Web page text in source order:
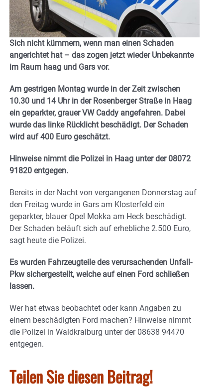
Sich nicht kümmern, wenn man einen Schaden
angerichtet hat – das zogen jetzt wieder Unbekannte
im Raum haag und Gars vor.
Am gestrigen Montag wurde in der Zeit zwischen
10.30 und 14 Uhr in der Rosenberger Straße in Haag
ein geparkter, grauer VW Caddy angefahren. Dabei
wurde das linke Rücklicht beschädigt. Der Schaden
wird auf 400 Euro geschätzt.
Hinweise nimmt die Polizei in Haag unter der 08072
91820 entgegen.
Bereits in der Nacht von vergangenen Donnerstag auf
den Freitag wurde in Gars am Klosterfeld ein
geparkter, blauer Opel Mokka am Heck beschädigt.
Der Schaden beläuft sich auf erhebliche 2.500 Euro,
sagt heute die Polizei.
Es wurden Fahrzeugteile des verursachenden Unfall-
Pkw sichergestellt, welche auf einen Ford schließen
lassen.
Wer hat etwas beobachtet oder kann Angaben zu
einem beschädigten Ford machen? Hinweise nimmt
die Polizei in Waldkraiburg unter der 08638 94470
entgegen.
Teilen Sie diesen Beitrag!